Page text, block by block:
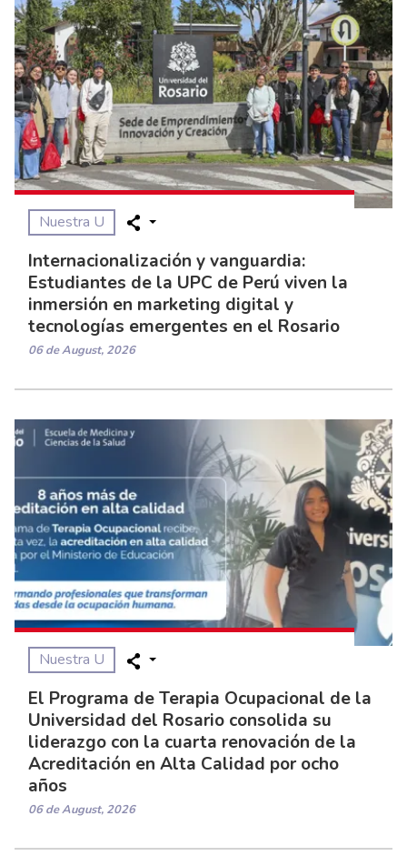
Nuestra U
Internacionalización y vanguardia:
Estudiantes de la UPC de Perú viven la
inmersión en marketing digital y
tecnologías emergentes en el Rosario
06 de August, 2026
Nuestra U
El Programa de Terapia Ocupacional de la
Universidad del Rosario consolida su
liderazgo con la cuarta renovación de la
Acreditación en Alta Calidad por ocho
años
06 de August, 2026